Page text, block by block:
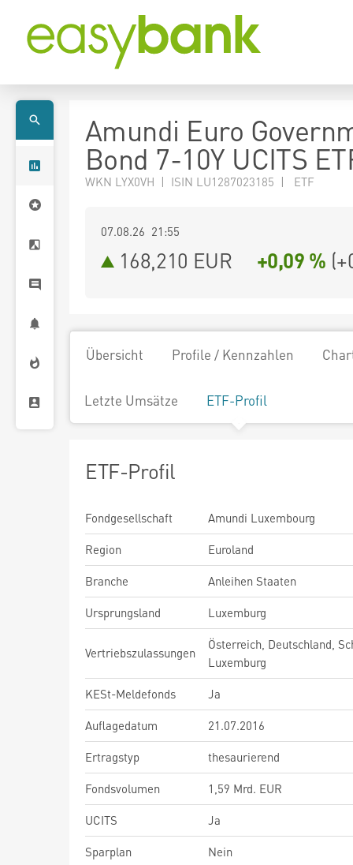
Amundi Euro
Bond 7-10Y UCITS
WKN LYX0VH | ISIN LU1287023185 | ETF
07.08.26 21:55
168,210 EUR +0,09 % (
Übersicht Profile / Kennzahlen
Letzte Umsätze ETF-Profil
ETF-Profil
Fondgesellschaft
Amundi Luxembourg
Region
Euroland
Branche
Anleihen Staaten
Ursprungsland
Luxemburg
Vertriebszulassungen
Österreich, Deutschland,
Luxemburg
KESt-Meldefonds
Ja
Auflagedatum
21.07.2016
Ertragstyp
thesaurierend
Fondsvolumen
1,59 Mrd. EUR
UCITS
Ja
Sparplan
Nein